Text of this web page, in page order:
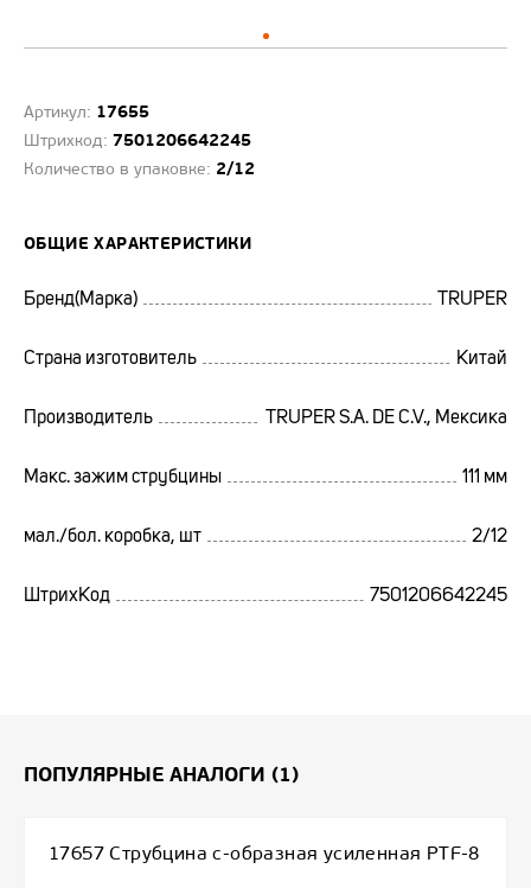
Артикул: 17655
Штрихкод: 7501206642245
Количество в упаковке: 2/12
ОБЩИЕ ХАРАКТЕРИСТИКИ
Бренд(Марка) TRUPER
Страна изготовитель Китай
Производитель TRUPER S.A. DE C.V., Мексика
Макс. зажим струбцины 111 мм
мал./бол. коробка, шт 2/12
ШтрихКод 7501206642245
ПОПУЛЯРНЫЕ АНАЛОГИ (1)
17657 Струбцина с-образная усиленная PTF-8